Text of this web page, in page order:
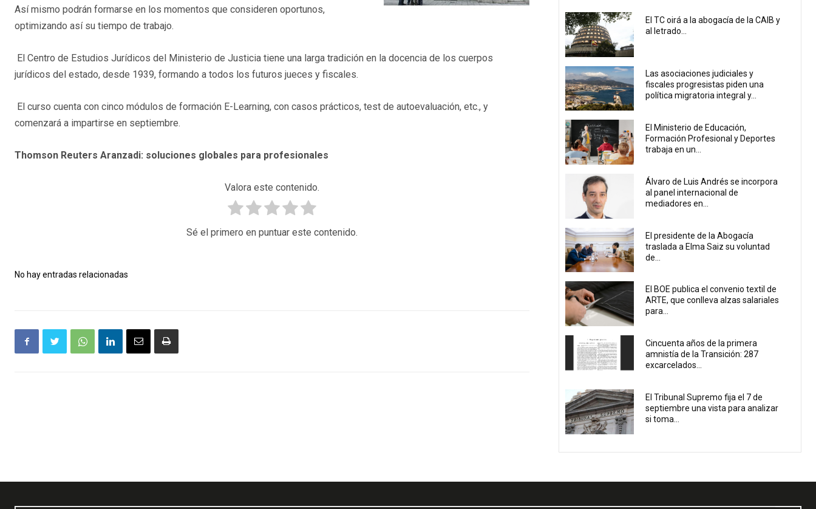
Así mismo podrán formarse en los momentos que consideren oportunos,
optimizando así su tiempo de trabajo.
El Centro de Estudios Jurídicos del Ministerio de Justicia tiene una larga tradición en la docencia de los cuerpos
jurídicos del estado, desde 1939, formando a todos los futuros jueces y fiscales.
El curso cuenta con cinco módulos de formación E-Learning, con casos prácticos, test de autoevaluación, etc., y
comenzará a impartirse en septiembre.
Thomson Reuters Aranzadi: soluciones globales para profesionales
Valora este contenido.
Sé el primero en puntuar este contenido.
No hay entradas relacionadas
El TC oirá a la abogacía de la CAIB y
al letrado...
Las asociaciones judiciales y
fiscales progresistas piden una
política migratoria integral y...
El Ministerio de Educación,
Formación Profesional y Deportes
trabaja en un...
Álvaro de Luis Andrés se incorpora
al panel internacional de
mediadores en...
El presidente de la Abogacía
traslada a Elma Saiz su voluntad
de...
El BOE publica el convenio textil de
ARTE, que conlleva alzas salariales
para...
Cincuenta años de la primera
amnistía de la Transición: 287
excarcelados...
El Tribunal Supremo fija el 7 de
septiembre una vista para analizar
si toma...